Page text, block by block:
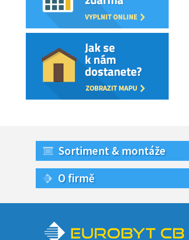
Sortiment & montáže
O firmě